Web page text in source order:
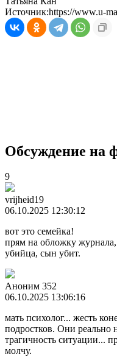
Источник:https://www.u-
Обсуждение на
9
vrijheid19
06.10.2025 12:30:12
вот это семейка!
прям на обложку
убийца, сын убит.
Аноним 352
06.10.2025 13:06:16
мать психолог... жесть
подростков. Они реально
трагичность ситуации...
молчу.